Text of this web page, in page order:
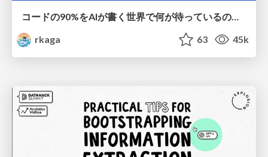
コードの90%をAIが書く世界で何が待っているのか / What awaits us in a world where 90% of the code is written by AI
rkaga
63 45k